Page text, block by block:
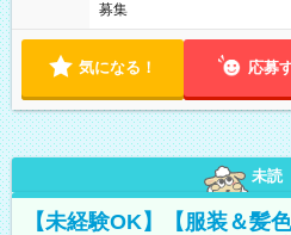
募集
気になる！ 応募
未読
【未経験OK】【服装＆髪